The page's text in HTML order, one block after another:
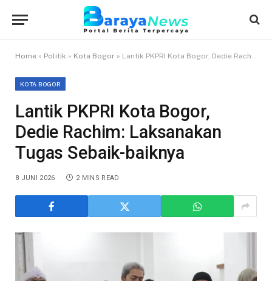
Home » Politik » Kota Bogor » Lantik PKPRI Kota Bogor, Dedie Rachim: Laksanakan Tugas Sebaik-baiknya
KOTA BOGOR
Lantik PKPRI Kota Bogor,
Dedie Rachim: Laksanakan
Tugas Sebaik-baiknya
8 JUNI 2026 2 MINS READ